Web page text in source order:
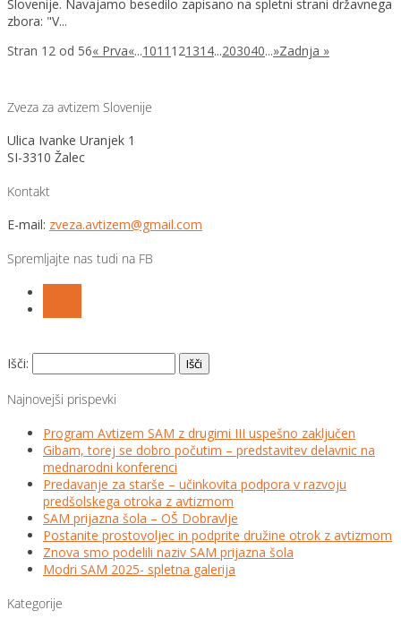
Slovenije. Navajamo besedilo zapisano na spletni strani državnega
zbora: "V...
Stran 12 od 56« Prva«...1011 121314...203040...»Zadnja »
Zveza za avtizem Slovenije
Ulica Ivanke Uranjek 1
SI-3310 Žalec
Kontakt
E-mail: zveza.avtizem@gmail.com
Spremljajte nas tudi na FB
Išči:
Najnovejši prispevki
Program Avtizem SAM z drugimi III uspešno zaključen
Gibam, torej se dobro počutim – predstavitev delavnic na
mednarodni konferenci
Predavanje za starše – učinkovita podpora v razvoju
predšolskega otroka z avtizmom
SAM prijazna šola – OŠ Dobravlje
Postanite prostovoljec in podprite družine otrok z avtizmom
Znova smo podelili naziv SAM prijazna šola
Modri SAM 2025- spletna galerija
Kategorije